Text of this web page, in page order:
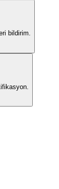
bildirim.